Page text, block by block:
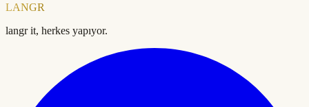
LANGR
langr it, herkes yapıyor.